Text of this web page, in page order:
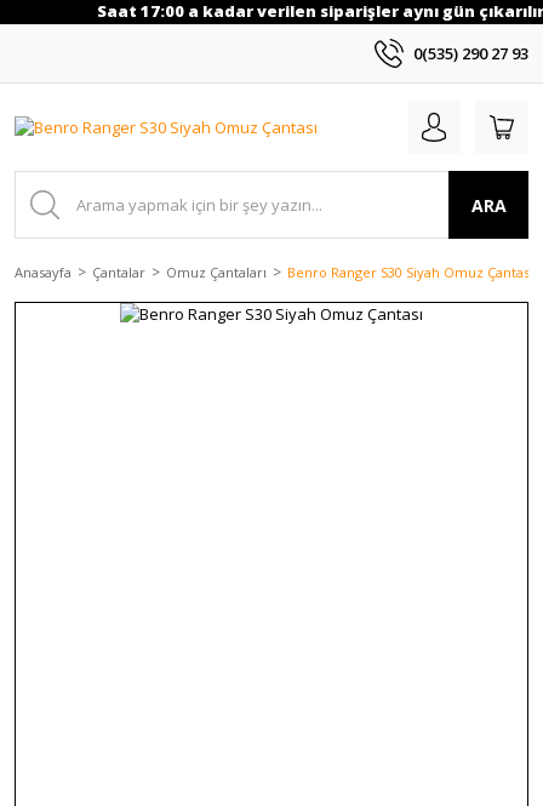
Saat 17:00 a kadar verilen siparişler aynı gün
0(535) 290 27 93
ARA
Anasayfa Çantalar Omuz Çantaları Benro Ranger S30 Siyah Omuz Çantası